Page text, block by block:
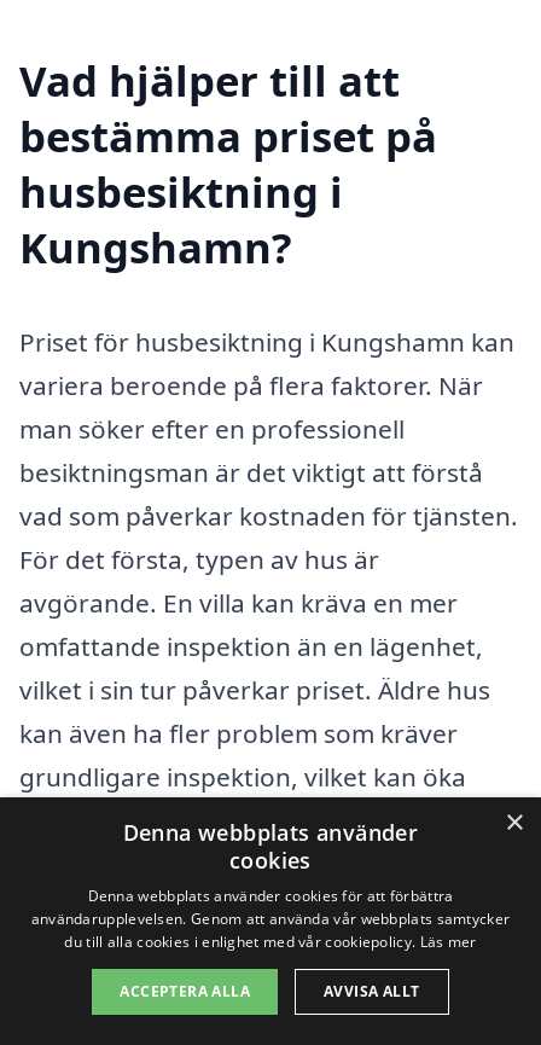
Vad hjälper till att
bestämma priset på
husbesiktning i
Kungshamn?
Priset för husbesiktning i Kungshamn kan
variera beroende på flera faktorer. När
man söker efter en professionell
besiktningsman är det viktigt att förstå
vad som påverkar kostnaden för tjänsten.
För det första, typen av hus är
avgörande. En villa kan kräva en mer
omfattande inspektion än en lägenhet,
vilket i sin tur påverkar priset. Äldre hus
kan även ha fler problem som kräver
grundligare inspektion, vilket kan öka
kostnaden.
En annan viktig faktor är storleken på
fastigheten. Ju större huset är, desto mer
tid och resurser krävs för att utföra en
×
Denna webbplats använder
cookies
Denna webbplats använder cookies för att förbättra
användarupplevelsen. Genom att använda vår webbplats samtycker
du till alla cookies i enlighet med vår cookiepolicy. Läs mer
ACCEPTERA ALLA AVVISA ALLT